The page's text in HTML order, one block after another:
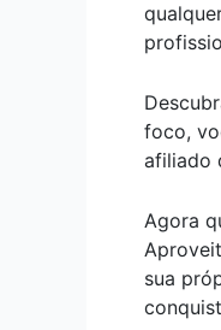
foco,
afiliado
Agora
sua